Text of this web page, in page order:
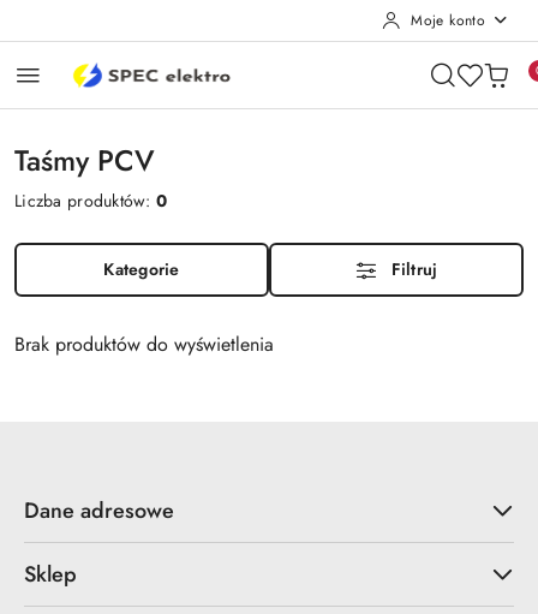
Moje konto
Taśmy PCV
Liczba produktów:0
Kategorie Filtruj
Brak produktów do wyświetlenia
Dane adresowe
Sklep